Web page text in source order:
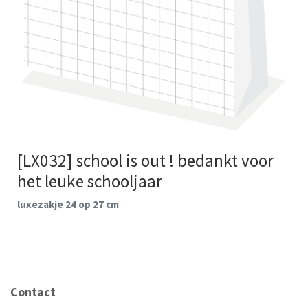
[LX032] school is out ! bedankt voor
het leuke schooljaar
luxezakje 24 op 27 cm
Contact